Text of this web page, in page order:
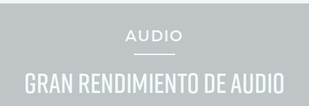
AUDIO
GRAN RENDIMIENTO DE AUDIO